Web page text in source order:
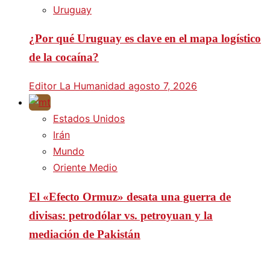
Uruguay
¿Por qué Uruguay es clave en el mapa logístico
de la cocaína?
Editor La Humanidad agosto 7, 2026
Estados Unidos
Irán
Mundo
Oriente Medio
El «Efecto Ormuz» desata una guerra de
divisas: petrodólar vs. petroyuan y la
mediación de Pakistán